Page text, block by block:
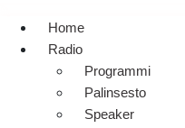
Home
Radio
Programmi
Palinsesto
Speaker